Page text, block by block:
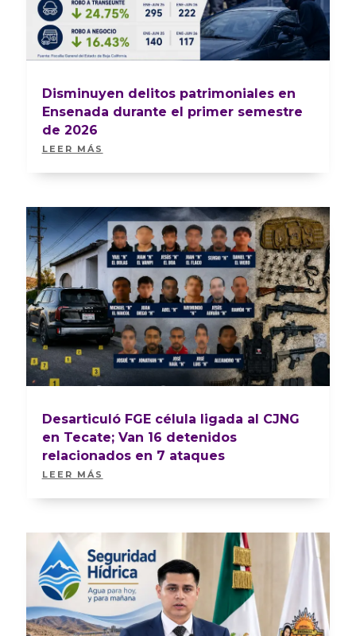
Disminuyen delitos patrimoniales en
Ensenada durante el primer semestre
de 2026
LEER MÁS
Desarticuló FGE célula ligada al CJNG
en Tecate; Van 16 detenidos
relacionados en 7 ataques
LEER MÁS